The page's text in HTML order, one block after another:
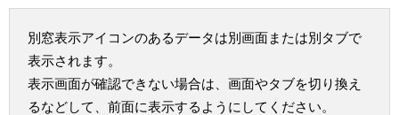
別窓表示アイコンのあるデータは別画面または別タブで
表示されます。
表示画面が確認できない場合は、画面やタブを切り換え
るなどして、前面に表示するようにしてください。